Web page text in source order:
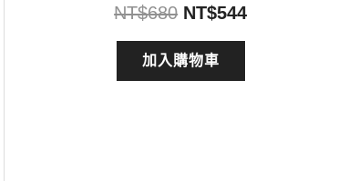
NT$680 原
價
格：
NT$544目
加入購物車